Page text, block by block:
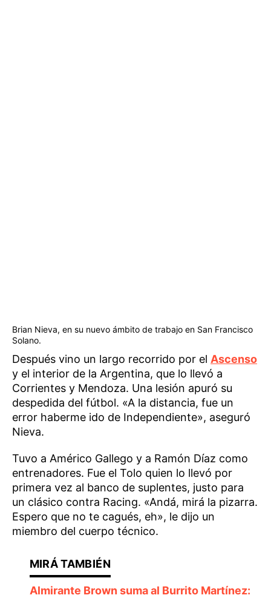
Brian Nieva, en su nuevo ámbito de trabajo en San Francisco
Solano.
Después vino un largo recorrido por el Ascenso
y el interior de la Argentina, que lo llevó a
Corrientes y Mendoza. Una lesión apuró su
despedida del fútbol. «A la distancia, fue un
error haberme ido de Independiente», aseguró
Nieva.
Tuvo a Américo Gallego y a Ramón Díaz como
entrenadores. Fue el Tolo quien lo llevó por
primera vez al banco de suplentes, justo para
un clásico contra Racing. «Andá, mirá la pizarra.
Espero que no te cagués, eh», le dijo un
miembro del cuerpo técnico.
Almirante Brown suma al Burrito Martínez: